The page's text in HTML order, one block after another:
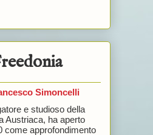
Simoncelli
e studioso della
Austriaca, ha aperto
come approfondimento